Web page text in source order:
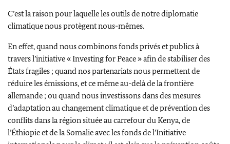
C’est la raison pour laquelle les outils de notre diplomatie
climatique nous protègent nous-mêmes.
En effet, quand nous combinons fonds privés et publics à
travers l’initiative « Investing for Peace » afin de stabiliser des
États fragiles ; quand nos partenariats nous permettent de
réduire les émissions, et ce même au-delà de la frontière
allemande ; ou quand nous investissons dans des mesures
d’adaptation au changement climatique et de prévention des
conflits dans la région située au carrefour du Kenya, de
l’Éthiopie et de la Somalie avec les fonds de l’Initiative